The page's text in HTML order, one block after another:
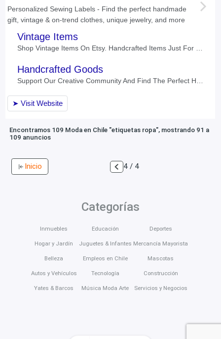
Encontramos 109 Moda en Chile "etiquetas ropa", mostrando 91 a
109 anuncios
Inicio 4 / 4
Categorías
Inmuebles
Hogar y Jardín
Belleza
Autos y Vehículos
Yates & Barcos
Educación
Juguetes & Infantes
Empleos en Chile
Tecnología
Música Moda Arte
Deportes
Mercancía Mayorista
Mascotas
Construcción
Servicios y Negocios